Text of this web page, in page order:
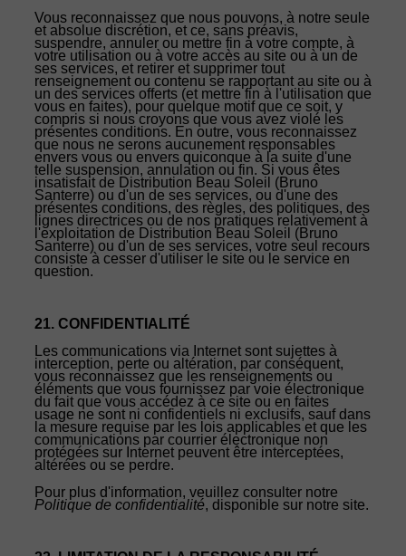
Vous reconnaissez que nous pouvons, à notre seule
et absolue discrétion, et ce, sans préavis,
suspendre, annuler ou mettre fin à votre compte, à
votre utilisation ou à votre accès au site ou à un de
ses services, et retirer et supprimer tout
renseignement ou contenu se rapportant au site ou à
un des services offerts (et mettre fin à l'utilisation que
vous en faites), pour quelque motif que ce soit, y
compris si nous croyons que vous avez violé les
présentes conditions. En outre, vous reconnaissez
que nous ne serons aucunement responsables
envers vous ou envers quiconque à la suite d'une
telle suspension, annulation ou fin. Si vous êtes
insatisfait de Distribution Beau Soleil (Bruno
Santerre) ou d'un de ses services, ou d'une des
présentes conditions, des règles, des politiques, des
lignes directrices ou de nos pratiques relativement à
l'exploitation de Distribution Beau Soleil (Bruno
Santerre) ou d'un de ses services, votre seul recours
consiste à cesser d'utiliser le site ou le service en
question.
21. CONFIDENTIALITÉ
Les communications via Internet sont sujettes à
interception, perte ou altération, par conséquent,
vous reconnaissez que les renseignements ou
éléments que vous fournissez par voie électronique
du fait que vous accédez à ce site ou en faites
usage ne sont ni confidentiels ni exclusifs, sauf dans
la mesure requise par les lois applicables et que les
communications par courrier électronique non
protégées sur Internet peuvent être interceptées,
altérées ou se perdre.
Pour plus d'information, veuillez consulter notre
Politique de confidentialité, disponible sur notre site.